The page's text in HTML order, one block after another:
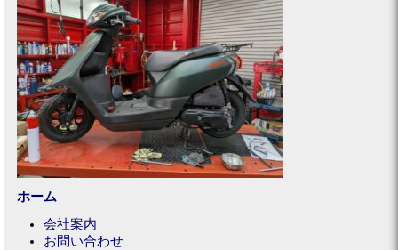
ホーム
会社案内
お問い合わせ